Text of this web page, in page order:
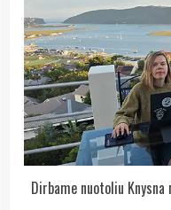
Dirbame nuotoliu